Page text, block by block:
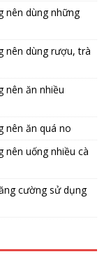
nên dùng những
nên dùng rượu, trà
nên ăn nhiều
nên ăn quá no
nên uống nhiều cà
cường sử dụng